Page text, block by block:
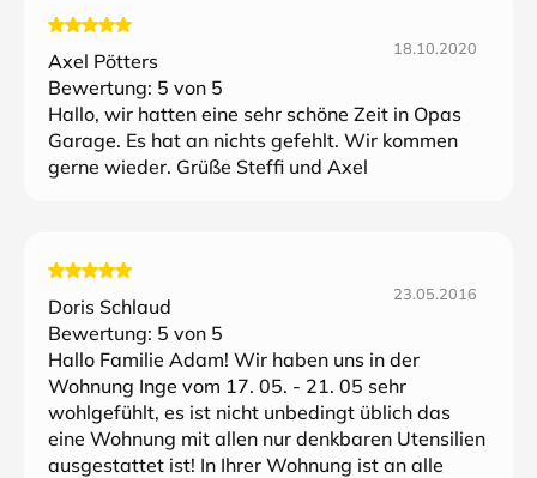
Axel Pötters
18.10.2020
Bewertung: 5 von 5
Hallo, wir hatten eine sehr schöne Zeit in Opas
Garage. Es hat an nichts gefehlt. Wir kommen
gerne wieder. Grüße Steffi und Axel
Doris Schlaud
23.05.2016
Bewertung: 5 von 5
Hallo Familie Adam! Wir haben uns in der
Wohnung Inge vom 17. 05. - 21. 05 sehr
wohlgefühlt, es ist nicht unbedingt üblich das
eine Wohnung mit allen nur denkbaren Utensilien
ausgestattet ist! In Ihrer Wohnung ist an alle